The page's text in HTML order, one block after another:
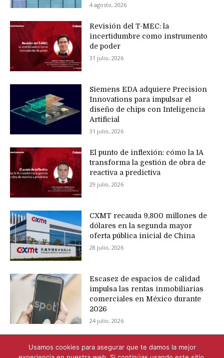
4 agosto, 2026
Revisión del T-MEC: la
incertidumbre como instrumento
de poder
31 julio, 2026
Siemens EDA adquiere Precision
Innovations para impulsar el
diseño de chips con Inteligencia
Artificial
31 julio, 2026
El punto de inflexión: cómo la IA
transforma la gestión de obra de
reactiva a predictiva
29 julio, 2026
CXMT recauda 9,800 millones de
dólares en la segunda mayor
oferta pública inicial de China
28 julio, 2026
Escasez de espacios de calidad
impulsa las rentas inmobiliarias
comerciales en México durante
2026
24 julio, 2026
Usamos cookies para asegurar que te damos la mejor